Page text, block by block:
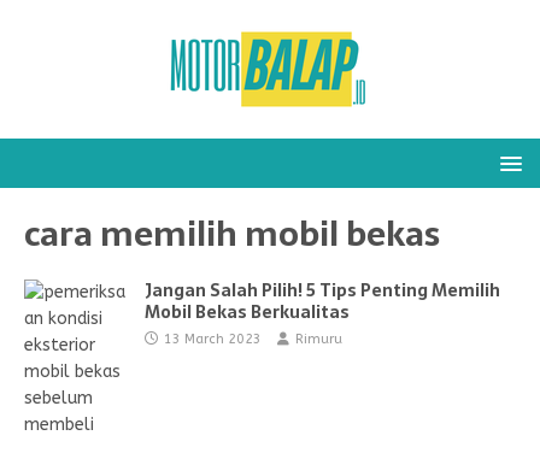
cara memilih mobil bekas
Jangan Salah Pilih! 5 Tips Penting Memilih
Mobil Bekas Berkualitas
13 March 2023 Rimuru